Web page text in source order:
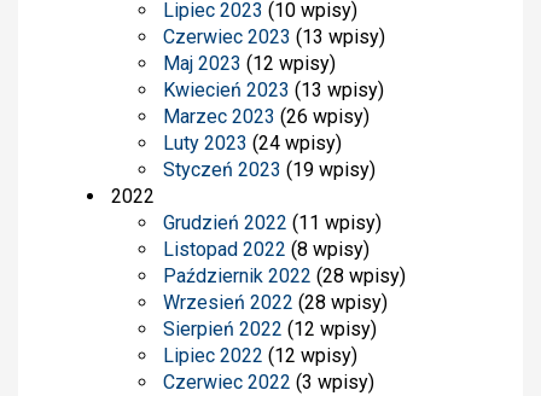
Lipiec 2023 (10 wpisy)
Czerwiec 2023 (13 wpisy)
Maj 2023 (12 wpisy)
Kwiecień 2023 (13 wpisy)
Marzec 2023 (26 wpisy)
Luty 2023 (24 wpisy)
Styczeń 2023 (19 wpisy)
2022
Grudzień 2022 (11 wpisy)
Listopad 2022 (8 wpisy)
Październik 2022 (28 wpisy)
Wrzesień 2022 (28 wpisy)
Sierpień 2022 (12 wpisy)
Lipiec 2022 (12 wpisy)
Czerwiec 2022 (3 wpisy)